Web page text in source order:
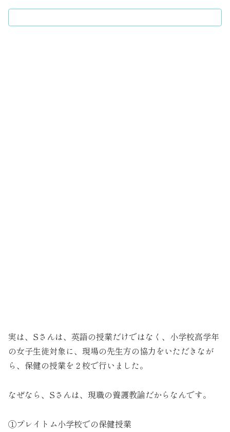
実は、Sさんは、英語の授業だけではなく、小学校高学年
の女子生徒対象に、現場の先生方の協力をいただきなが
ら、保健の授業を２校で行いました。
なぜなら、Sさんは、現職の養護教諭だからなんです。
①プレイトム小学校での保健授業